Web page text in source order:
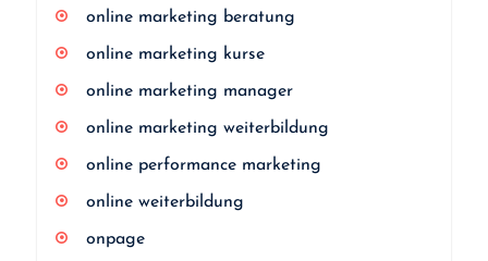
online marketing beratung
online marketing kurse
online marketing manager
online marketing weiterbildung
online performance marketing
online weiterbildung
onpage